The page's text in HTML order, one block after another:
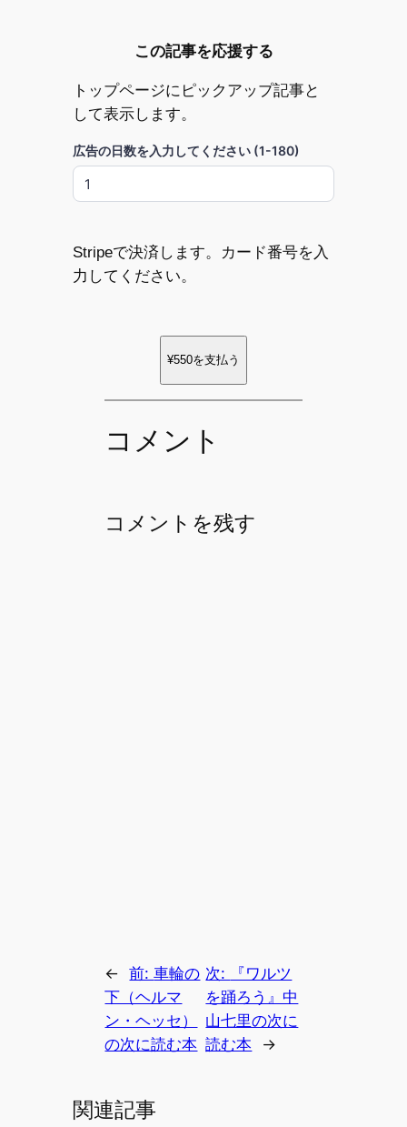
この記事を応援する
トップページにピックアップ記事と
して表示します。
広告の日数を入力してください (1-180)
Stripeで決済します。カード番号を入
力してください。
¥550を支払う
コメント
コメントを残す
← 前:車輪の
下（ヘルマ
ン・ヘッセ）
の次に読む本
次:
『ワルツ
を踊ろう』中
山七里の次に
読む本
→
関連記事